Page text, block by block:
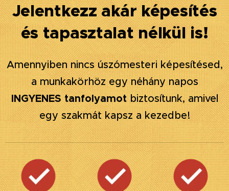
Jelentkezz akár képesítés
és tapasztalat nélkül is!
Amennyiben nincs úszómesteri képesítésed,
a munkakörhöz egy néhány napos
INGYENES tanfolyamot biztosítunk, amivel
egy szakmát kapsz a kezedbe!